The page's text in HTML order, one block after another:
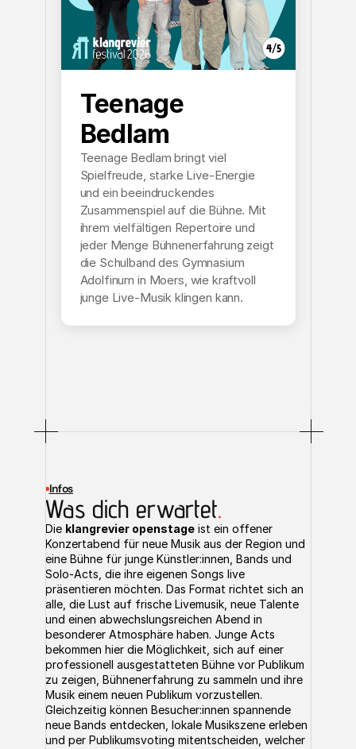
Teenage
Bedlam
Teenage Bedlam bringt viel
Spielfreude, starke Live-Energie
und ein beeindruckendes
Zusammenspiel auf die Bühne. Mit
ihrem vielfältigen Repertoire und
jeder Menge Bühnenerfahrung zeigt
die Schulband des Gymnasium
Adolfinum in Moers, wie kraftvoll
junge Live-Musik klingen kann.
Infos
Was dich erwartet.
Die klangrevier openstage ist ein offener
Konzertabend für neue Musik aus der Region und
eine Bühne für junge Künstler:innen, Bands und
Solo-Acts, die ihre eigenen Songs live
präsentieren möchten. Das Format richtet sich an
alle, die Lust auf frische Livemusik, neue Talente
und einen abwechslungsreichen Abend in
besonderer Atmosphäre haben. Junge Acts
bekommen hier die Möglichkeit, sich auf einer
professionell ausgestatteten Bühne vor Publikum
zu zeigen, Bühnenerfahrung zu sammeln und ihre
Musik einem neuen Publikum vorzustellen.
Gleichzeitig können Besucher:innen spannende
neue Bands entdecken, lokale Musikszene erleben
und per Publikumsvoting mitentscheiden, welcher